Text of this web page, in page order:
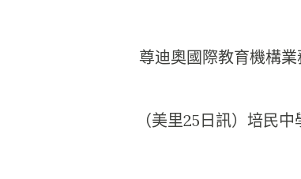
尊迪奧國際教育機構
（美里25日訊） 培民中